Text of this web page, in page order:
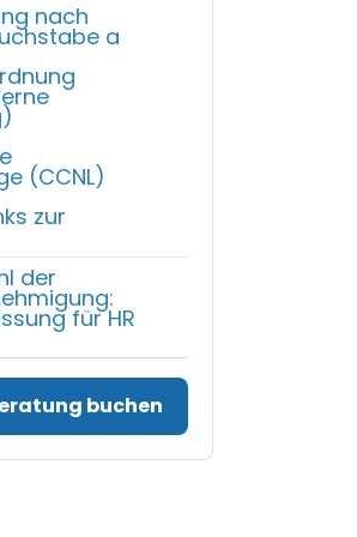
nach
a
(CCNL)
zur
der
für HR
buchen